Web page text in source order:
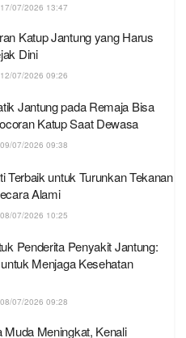
17/07/2026 13:47
Katup Jantung yang Harus
Dini
12/07/2026 09:26
Jantung pada Remaja Bisa
Katup Saat Dewasa
09/07/2026 09:38
Terbaik untuk Turunkan Tekanan
Alami
08/07/2026 10:25
Penderita Penyakit Jantung:
Menjaga Kesehatan
08/07/2026 09:28
Muda Meningkat, Kenali